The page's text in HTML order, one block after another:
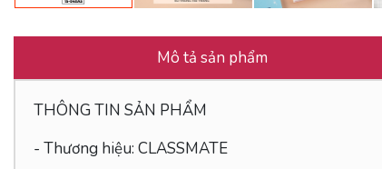
Mô tả sản phẩm
THÔNG TIN SẢN PHẨM
- Thương hiệu: CLASSMATE